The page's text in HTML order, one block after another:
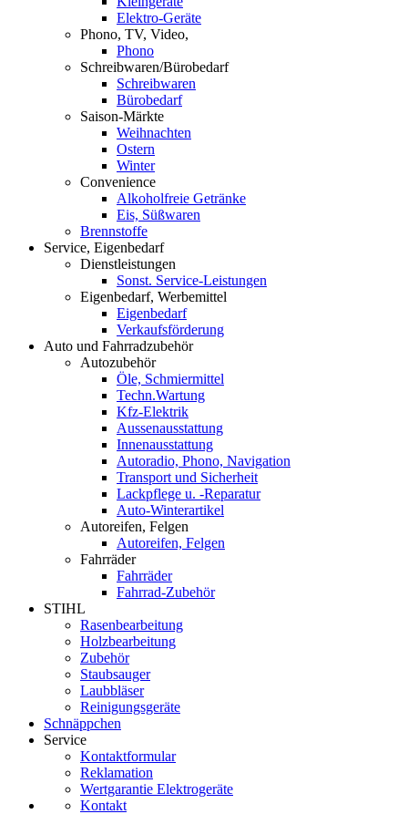
Elektro-Geräte
Phono, TV, Video,
Phono
Schreibwaren/Bürobedarf
Schreibwaren
Bürobedarf
Saison-Märkte
Weihnachten
Ostern
Winter
Convenience
Alkoholfreie Getränke
Eis, Süßwaren
Brennstoffe
Service, Eigenbedarf
Dienstleistungen
Sonst. Service-Leistungen
Eigenbedarf, Werbemittel
Eigenbedarf
Verkaufsförderung
Auto und Fahrradzubehör
Autozubehör
Öle, Schmiermittel
Techn.Wartung
Kfz-Elektrik
Aussenausstattung
Innenausstattung
Autoradio, Phono, Navigation
Transport und Sicherheit
Lackpflege u. -Reparatur
Auto-Winterartikel
Autoreifen, Felgen
Autoreifen, Felgen
Fahrräder
Fahrräder
Fahrrad-Zubehör
STIHL
Rasenbearbeitung
Holzbearbeitung
Zubehör
Staubsauger
Laubbläser
Reinigungsgeräte
Schnäppchen
Service
Kontaktformular
Reklamation
Wertgarantie Elektrogeräte
Kontakt